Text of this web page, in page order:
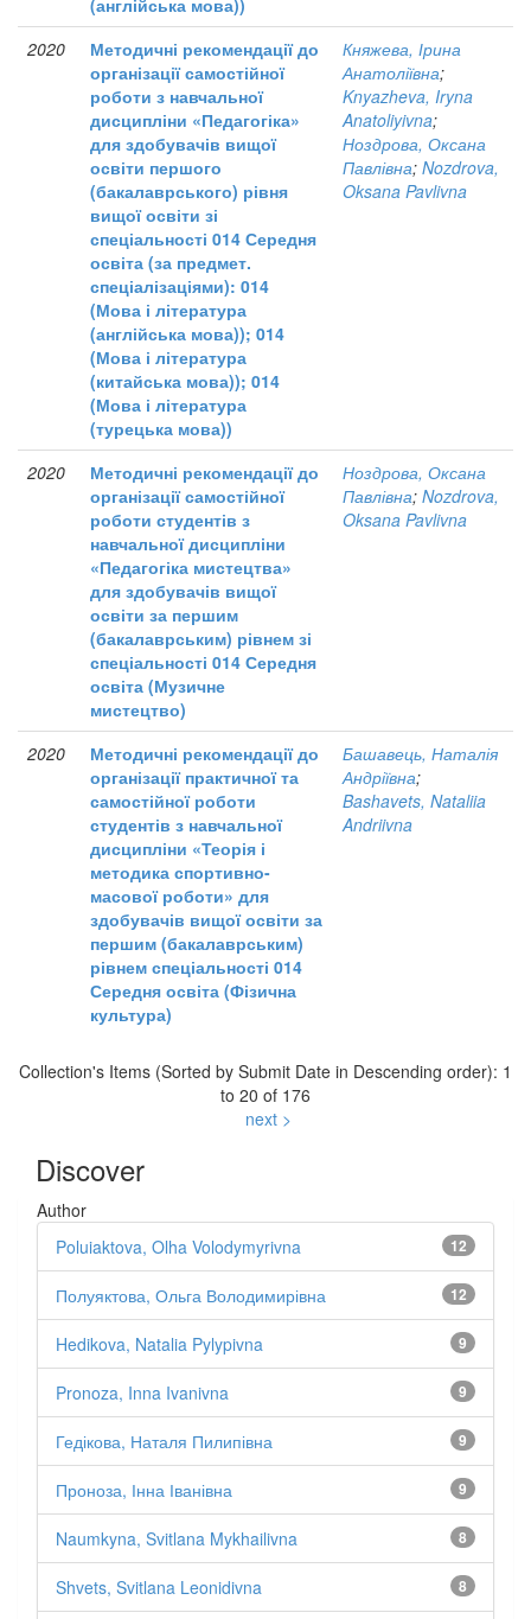
(англійська мова))
2020
Методичні рекомендації до
організації самостійної
роботи з навчальної
дисципліни «Педагогіка»
для здобувачів вищої
освіти першого
(бакалаврського) рівня
вищої освіти зі
спеціальності 014 Середня
освіта (за предмет.
спеціалізаціями): 014
(Мова і література
(англійська мова)); 014
(Мова і література
(китайська мова)); 014
(Мова і література
(турецька мова))
Княжева, Ірина
Анатоліївна;
Knyazheva, Iryna
Anatoliyivna;
Ноздрова, Оксана
Павлівна; Nozdrova,
Oksana Pavlivna
2020
Методичні рекомендації до
організації самостійної
роботи студентів з
навчальної дисципліни
«Педагогіка мистецтва»
для здобувачів вищої
освіти за першим
(бакалаврським) рівнем зі
спеціальності 014 Середня
освіта (Музичне
мистецтво)
Ноздрова, Оксана
Павлівна; Nozdrova,
Oksana Pavlivna
2020
Методичні рекомендації до
організації практичної та
самостійної роботи
студентів з навчальної
дисципліни «Теорія і
методика спортивно-
масової роботи» для
здобувачів вищої освіти за
першим (бакалаврським)
рівнем спеціальності 014
Середня освіта (Фізична
культура)
Башавець, Наталія
Андріївна;
Bashavets, Nataliia
Andriivna
Collection's Items (Sorted by Submit Date in Descending order): 1
to 20 of 176
next >
Discover
Author
12
Poluiaktova, Olha Volodymyrivna
12
Полуяктова, Ольга Володимирівна
9
Hedikova, Natalia Pylypivna
9
Pronoza, Inna Ivanivna
9
Гедікова, Наталя Пилипівна
9
Проноза, Інна Іванівна
8
Naumkyna, Svitlana Mykhailivna
8
Shvets, Svitlana Leonidivna